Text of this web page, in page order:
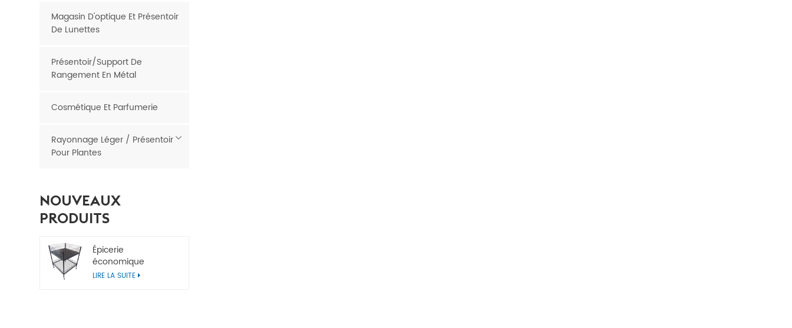
Magasin D'optique Et Présentoir
De Lunettes
Présentoir/support De
Rangement En Métal
Cosmétique Et Parfumerie
Rayonnage Léger / Présentoir
Pour Plantes
NOUVEAUX
PRODUITS
Épicerie
économique
Poubelles de vente
LIRE LA SUITE